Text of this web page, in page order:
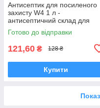
Антисептик для посиленого
захисту W4 1 л -
антисептичний склад для
конструкцій з деревини
Готово до відправки
121,60 ₴ 128 ₴
Купити